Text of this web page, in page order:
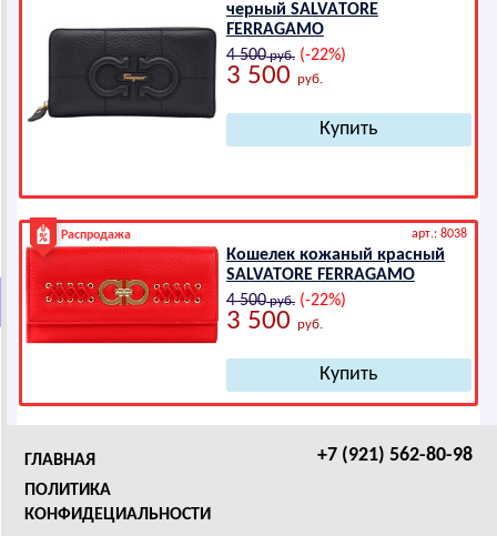
черный SАLVАTОRЕ
FЕRRАGАМО
4 500руб.(-22%)
3 500 руб.
Распродажа арт.: 8038
Кошелек кожаный красный
SАLVАТОRЕ FЕRRАGАМО
4 500руб.(-22%)
3 500 руб.
+7 (921) 562-80-98
ГЛАВНАЯ
ПОЛИТИКА
КОНФИДЕЦИАЛЬНОСТИ